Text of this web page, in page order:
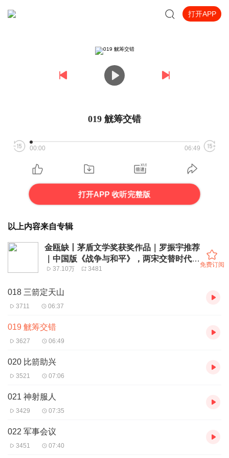
打开APP
019 觥筹交错
00:00 06:49
打开APP 收听完整版
以上内容来自专辑
金瓯缺丨茅盾文学奖获奖作品｜罗振宇推荐
｜中国版《战争与和平》，两宋交替时代的
乱世悲歌
37.10万 3481
免费订阅
018 三箭定天山
3711 06:37
019 觥筹交错
3627 06:49
020 比箭助兴
3521 07:06
021 神射服人
3429 07:35
022 军事会议
3451 07:40